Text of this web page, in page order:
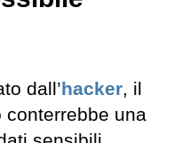
dall’hacker, il
una